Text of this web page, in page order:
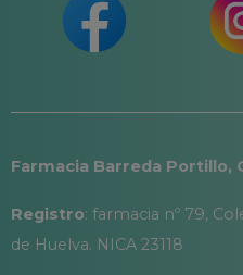
Farmacia Barreda Portillo,
Registro: farmacia nº 79,
de Huelva. NICA 23118